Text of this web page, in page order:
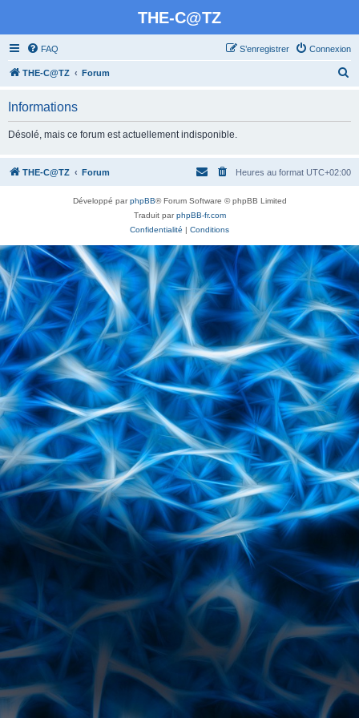
THE-C@TZ
FAQ Connexion
S’enregistrer
THE-C@TZ Forum
r
c
r
Informations
Désolé, mais ce forum est actuellement indisponible.
THE-C@TZ Forum Heures au format UTC+02:00
Développé parphpBB® Forum Software © phpBB Limited
Traduit parphpBB-fr.com
Confidentialité | Conditions